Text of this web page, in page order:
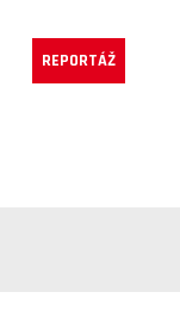
REPORTÁŽ